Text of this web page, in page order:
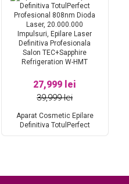
27,999 lei
39,999 lei
Aparat Cosmetic Epilare
Definitiva TotulPerfect